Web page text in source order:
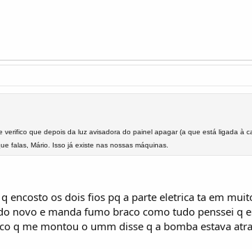
que depois da luz avisadora do painel apagar (a que está ligada à
falas, Mário. Isso já existe nas nossas máquinas.
encosto os dois fios pq a parte eletrica ta em
novo e manda fumo braco como tudo penssei q
q me montou o umm disse q a bomba estava